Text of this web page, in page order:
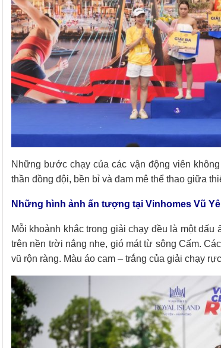
Những bước chạy của các vận động viên
thần đồng đội, bền bỉ và đam mê thể thao giữa
Những hình ảnh ấn tượng tại Vinhomes Vũ
Mỗi khoảnh khắc trong giải chạy đều là một
trên nền trời nắng nhẹ, gió mát từ sông Cấm.
vũ rộn ràng. Màu áo cam – trắng của giải chạy